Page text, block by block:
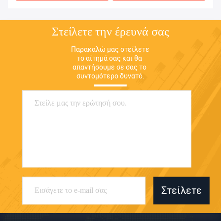
Στείλετε την έρευνά σας
Παρακαλώ μας στείλετε
το αίτημά σας και θα
απαντήσουμε σε σας το
συντομότερο δυνατό.
Στείλετε